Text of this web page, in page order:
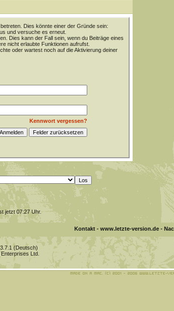
Dies könnte einer der Gründe sein:
und versuche es erneut.
Dies kann der Fall sein, wenn du Beiträge eines
nicht erlaubte Funktionen aufrufst.
oder wartest noch auf die Aktivierung deiner
Kennwort vergessen?
jetzt07:27Uhr.
Kontakt- www.letzte-version.de-
(Deutsch)
Ltd.